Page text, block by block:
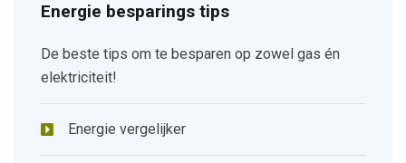
Energie besparings tips
De beste tips om te besparen op zowel gas én
elektriciteit!
Energie vergelijker